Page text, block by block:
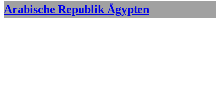
Arabische Republik Ägypten